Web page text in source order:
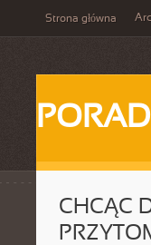
Strona główna
CHCĄC